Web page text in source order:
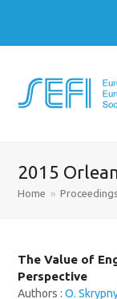
2015
Home » Proceedings
The Value of
Perspective
Authors :O.